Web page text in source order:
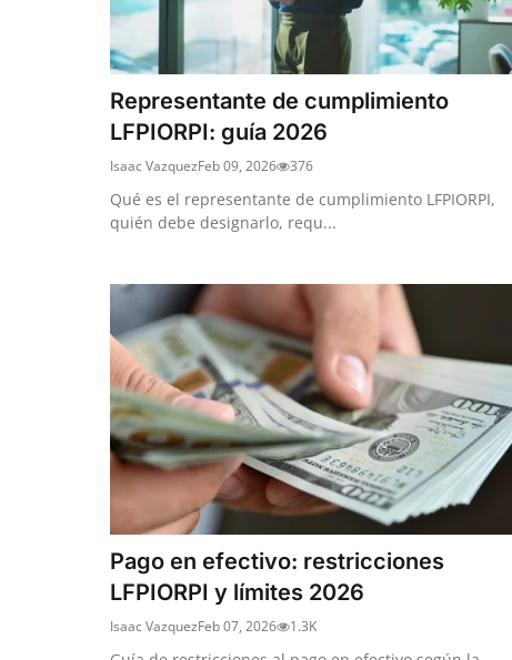
Representante de cumplimiento
LFPIORPI: guía 2026
Isaac VazquezFeb 09, 2026 376
Qué es el representante de cumplimiento LFPIORPI,
quién debe designarlo, requ...
Pago en efectivo: restricciones
LFPIORPI y límites 2026
Isaac VazquezFeb 07, 2026 1.3K